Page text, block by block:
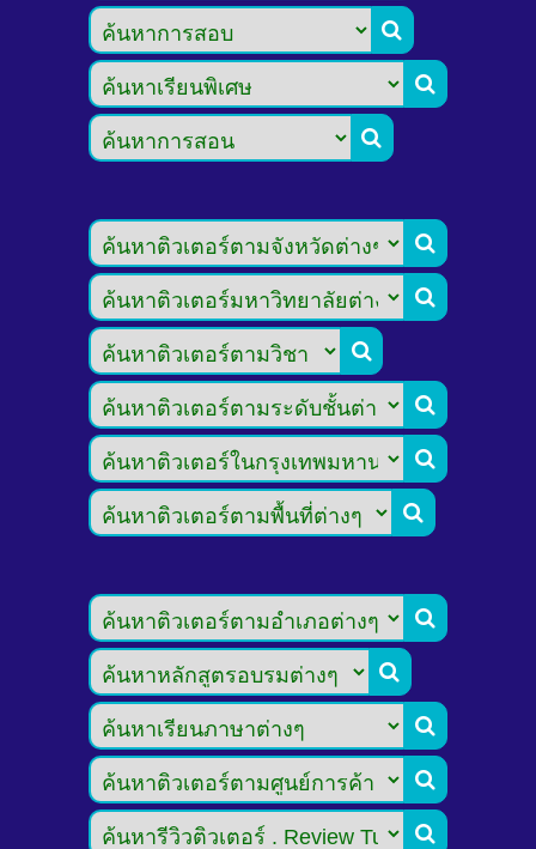













